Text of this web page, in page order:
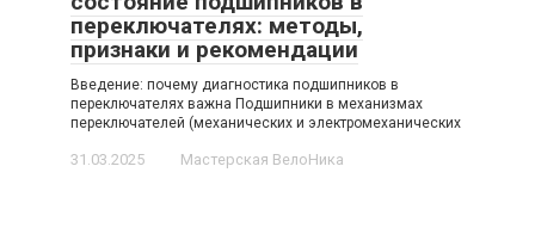
переключателях: методы,
признаки и рекомендации
Введение: почему диагностика подшипников в
переключателях важна Подшипники в механизмах
переключателей (механических и электромеханических
31.03.2025 Мастерская ВелоНика